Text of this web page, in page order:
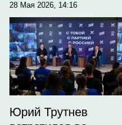
28 Мая 2026, 14:16
Юрий Трутнев